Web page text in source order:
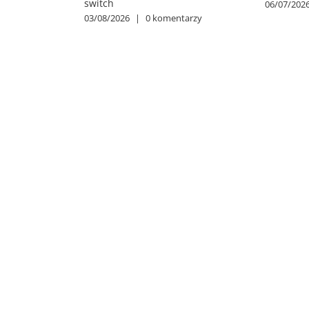
switch
03/08/2026 | 0 komentarzy
06/07/